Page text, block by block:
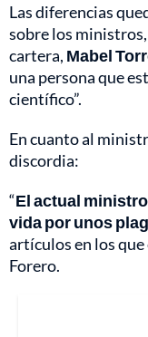
Las diferencias
sobre los
cartera, Mabel
una persona que
científico”.
En cuanto al
discordia:
“El actual
vida por unos
artículos en los que
Forero.